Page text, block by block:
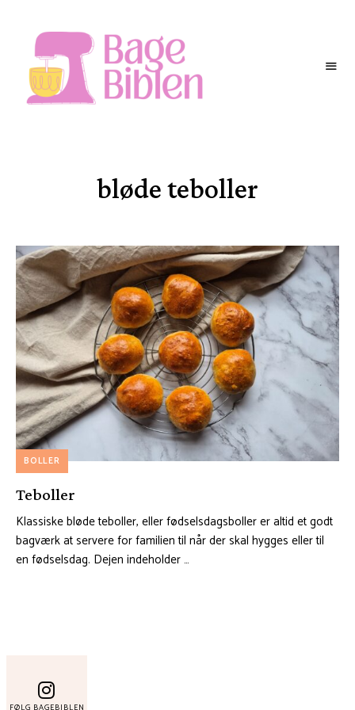
bløde teboller
BOLLER
Teboller
Klassiske bløde teboller, eller fødselsdagsboller er altid et godt
bagværk at servere for familien til når der skal hygges eller til
en fødselsdag. Dejen indeholder …